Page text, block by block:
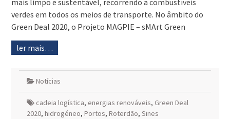
mais limpo e sustentável, recorrendo a combustíveis
verdes em todos os meios de transporte. No âmbito do
Green Deal 2020, o Projeto MAGPIE – sMArt Green
ler mais…
Notícias
cadeia logística, energias renováveis, Green Deal
2020, hidrogéneo, Portos, Roterdão, Sines